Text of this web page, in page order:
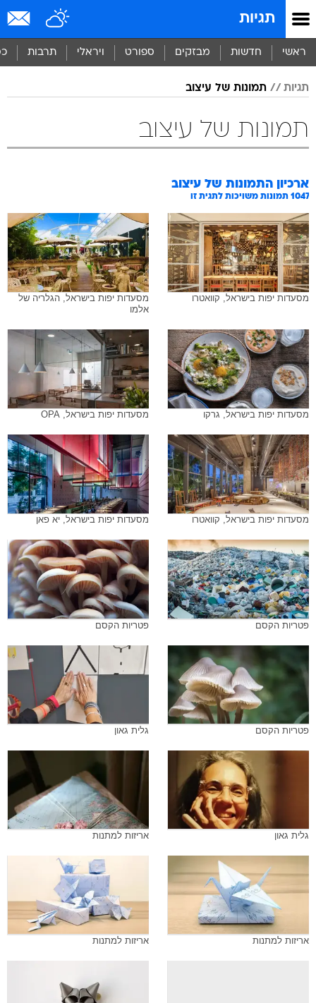
תגיות
ראשי חדשות מבזקים ספורט ויראלי תרבות
תגיות תמונות של עיצוב
תמונות של עיצוב
ארכיון התמונות של עיצוב
1047 תמונות משויכות לתגית זו
מסעדות יפות בישראל, קוואטרו
מסעדות יפות בישראל, הגלריה של
אלמו
מסעדות יפות בישראל, גרקו מסעדות יפות בישראל, OPA
מסעדות יפות בישראל, קוואטרו מסעדות יפות בישראל, יא פאן
פטריות הקסם פטריות הקסם
פטריות הקסם גלית גאון
גלית גאון אריזות למתנות
אריזות למתנות אריזות למתנות